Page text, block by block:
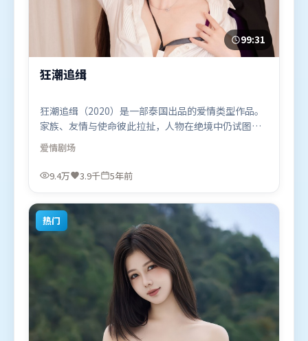
99:31
狂潮追缉
狂潮追缉（2020）是一部泰国出品的爱情类型作品。
家族、友情与使命彼此拉扯，人物在绝境中仍试图守
住心中微光。摄影与美术共同营造出强烈地域气质，
增强沉浸感。由让-皮埃尔·热内执导，沈腾、张译、
古天乐，木村拓哉等联袂出演。影片于2020年12月24
的观众观看。
爱情剧场
9.4万 3.9千 5年前
热门